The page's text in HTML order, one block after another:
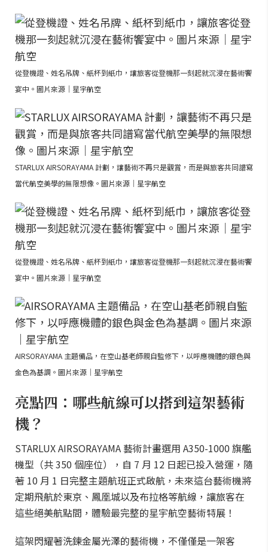
從登機證、姓名吊牌、紙杯到紙巾，讓旅客從登機那一刻起就沉浸在藝術饗
宴中。圖片來源｜星宇航空
STARLUX AIRSORAYAMA 計劃，讓藝術不再只是觀賞，而是與旅客共同譜寫
當代航空美學的無限想像。圖片來源｜星宇航空
從登機證、姓名吊牌、紙杯到紙巾，讓旅客從登機那一刻起就沉浸在藝術饗
宴中。圖片來源｜星宇航空
AIRSORAYAMA 主題備品，在空山基老師親自監修下，以呼應機體的銀色與
金色為基調。圖片來源｜星宇航空
亮點四：哪些航線可以搭到這架藝術
機？
STARLUX AIRSORAYAMA 藝術計畫選用 A350-1000 旗艦
機型（共 350 個座位），自 7 月 12 日起已投入營運，隨
著 10 月 1 日完整主題航班正式啟航，未來這台藝術機將
定期飛航於東京、鳳凰城以及布拉格等航線，讓旅客在
這些絕美航點間，體驗最完整的星宇航空藝術特展！
這架閃耀著洗鍊金屬光澤的藝術機，不僅僅是一架客